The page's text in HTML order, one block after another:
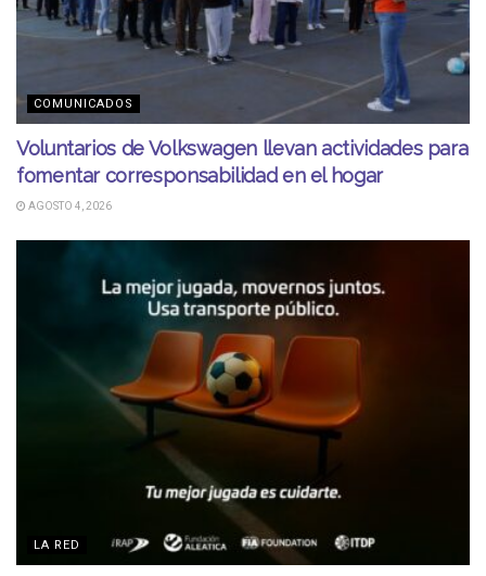
COMUNICADOS
Voluntarios de Volkswagen llevan actividades para
fomentar corresponsabilidad en el hogar
AGOSTO 4, 2026
LA RED